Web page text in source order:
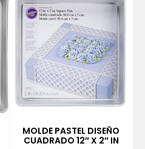
MOLDE PASTEL DISEÑO
CUADRADO 12″ X 2″ IN